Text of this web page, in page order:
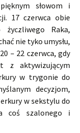
słowom i
17 czerwca obie
Raka,
nie tyko umysłu,
– 22 czerwca, gdy
z aktywizującym
w trygonie do
decyzjom,
w sekstylu do
coś szalonego i